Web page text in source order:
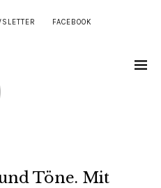
FACEBOOK
Töne. Mit